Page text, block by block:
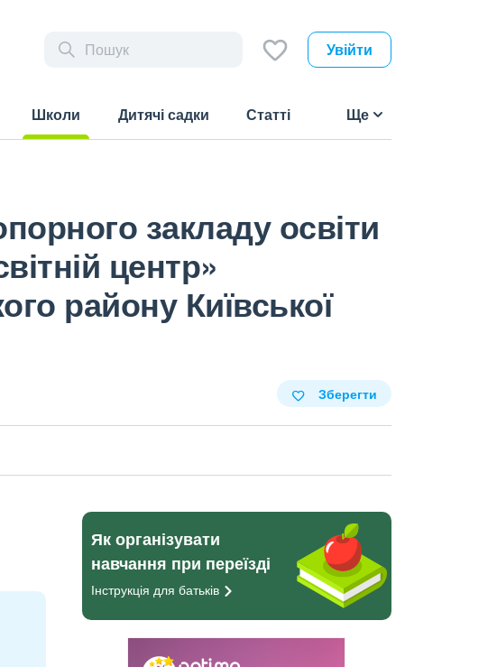
Увійти
Школи
Дитячі садки Статті Ще
закладу освіти
центр»
району Київської
Зберегти
Як організувати
навчання при переїзді
Інструкція для батьків